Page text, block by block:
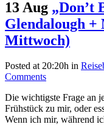
13 Aug „Don’t
Glendalough
Mittwoch)
Posted at 20:20h in
Comments
Die wichtigste Frage an
Frühstück zu mir, oder
Wenn ich mir, während